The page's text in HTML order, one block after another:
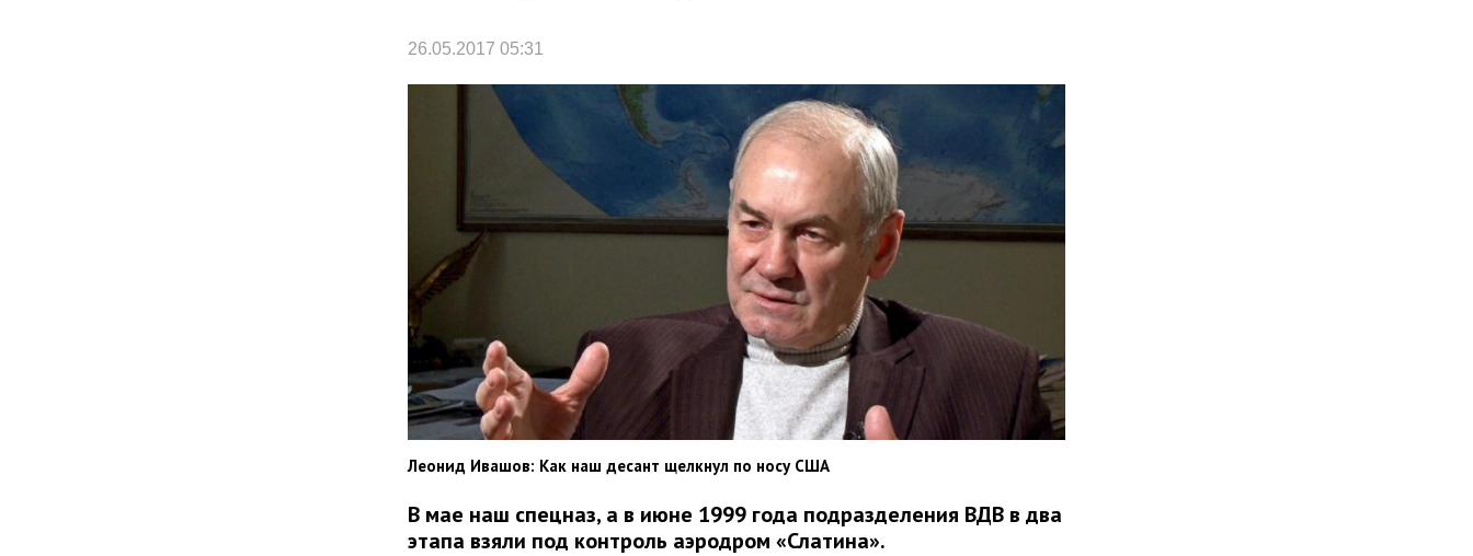
26.05.2017 05:31
Леонид Ивашов: Как наш десант щелкнул по носу США
В мае наш спецназ, а в июне 1999 года подразделения ВДВ в два
этапа взяли под контроль аэродром «Слатина».